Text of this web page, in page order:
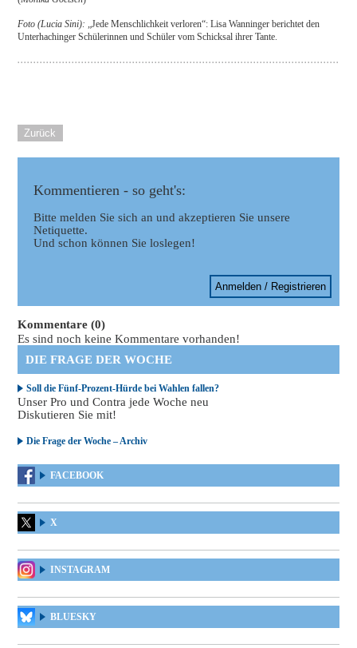
Foto (Lucia Sini): „Jede Menschlichkeit verloren“: Lisa Wanninger berichtet den
Unterhachinger Schülerinnen und Schüler vom Schicksal ihrer Tante.
Zurück
Kommentieren - so geht's:
Bitte melden Sie sich an und akzeptieren Sie unsere
Netiquette.
Und schon können Sie loslegen!
Anmelden / Registrieren
Kommentare (0)
Es sind noch keine Kommentare vorhanden!
DIE FRAGE DER WOCHE
Soll die Fünf-Prozent-Hürde bei Wahlen fallen?
Unser Pro und Contra jede Woche neu
Diskutieren Sie mit!
Die Frage der Woche – Archiv
FACEBOOK
X
INSTAGRAM
BLUESKY